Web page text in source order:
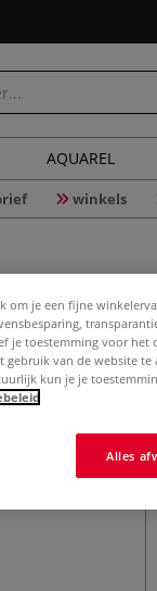
AQUAREL
winkels
om je een fijne
je toestemming voor het
van de website te
kun je je
Alles